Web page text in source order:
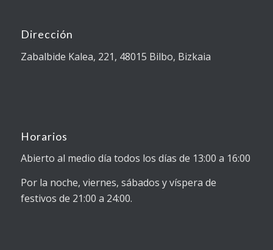
Dirección
Zabalbide Kalea, 221, 48015 Bilbo, Bizkaia
Horarios
Abierto al medio día todos los días de 13:00 a 16:00
Por la noche, viernes, sábados y víspera de
festivos de 21:00 a 24:00.